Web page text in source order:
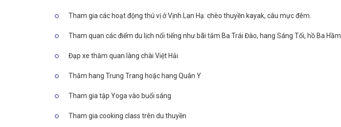
Tham gia các hoạt động thú vị ở Vịnh Lan Hạ: chèo thuyền kayak, câu mực đêm.
Tham quan các điểm du lịch nổi tiếng như bãi tắm Ba Trái Đào, hang Sáng Tối, hồ Ba Hầm
Đạp xe thăm quan làng chài Việt Hải
Thăm hang Trung Trang hoặc hang Quân Y
Tham gia tập Yoga vào buổi sáng
Tham gia cooking class trên du thuyền